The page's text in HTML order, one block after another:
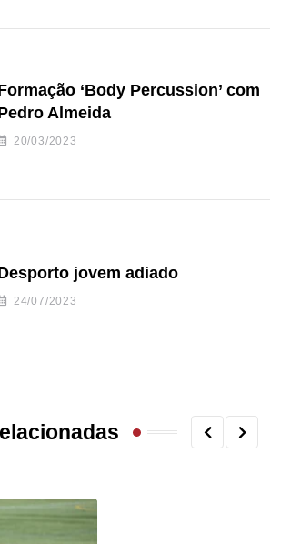
‘Body Percussion’ com
Almeida
20/03/2023
jovem adiado
24/07/2023